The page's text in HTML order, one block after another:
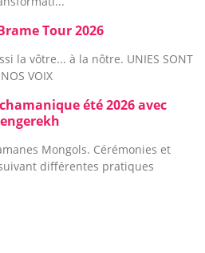
Tour 2026
la vôtre... à la nôtre. UNIES SONT
NOS VOIX
été 2026 avec
Mongols. Cérémonies et
différentes pratiques